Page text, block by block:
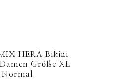
HERA Bikini
Größe XL
Normal